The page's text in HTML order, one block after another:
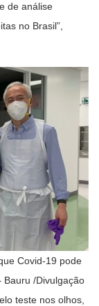
de análise
no Brasil”,
Covid-19 pode
/Divulgação
teste nos olhos,